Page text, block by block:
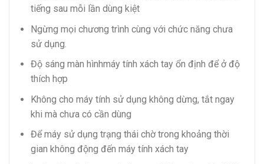
tiếng sau mỗi lần dùng kiệt
Ngừng mọi chương trình cùng với chức năng chưa
sử dụng.
Độ sáng màn hìnhmáy tính xách tay ổn định để ở độ
thích hợp
Không cho máy tính sử dụng không dừng, tắt ngay
khi mà chưa có cần dùng
Để máy sử dụng trạng thái chờ trong khoảng thời
gian không động đến máy tính xách tay